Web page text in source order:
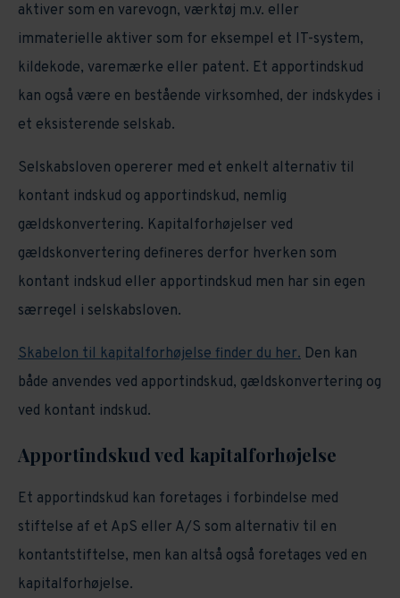
aktiver som en varevogn, værktøj m.v. eller
immaterielle aktiver som for eksempel et IT-system,
kildekode, varemærke eller patent. Et apportindskud
kan også være en bestående virksomhed, der indskydes i
et eksisterende selskab.
Selskabsloven opererer med et enkelt alternativ til
kontant indskud og apportindskud, nemlig
gældskonvertering. Kapitalforhøjelser ved
gældskonvertering defineres derfor hverken som
kontant indskud eller apportindskud men har sin egen
særregel i selskabsloven.
Skabelon til kapitalforhøjelse finder du her. Den kan
både anvendes ved apportindskud, gældskonvertering og
ved kontant indskud.
Apportindskud ved kapitalforhøjelse
Et apportindskud kan foretages i forbindelse med
stiftelse af et ApS eller A/S som alternativ til en
kontantstiftelse, men kan altså også foretages ved en
kapitalforhøjelse.